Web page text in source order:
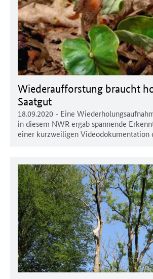
Wiederaufforstung braucht
Saatgut
18.09.2020 - Eine
in diesem NWR ergab spannende
einer kurzweiligen Videodokumentation